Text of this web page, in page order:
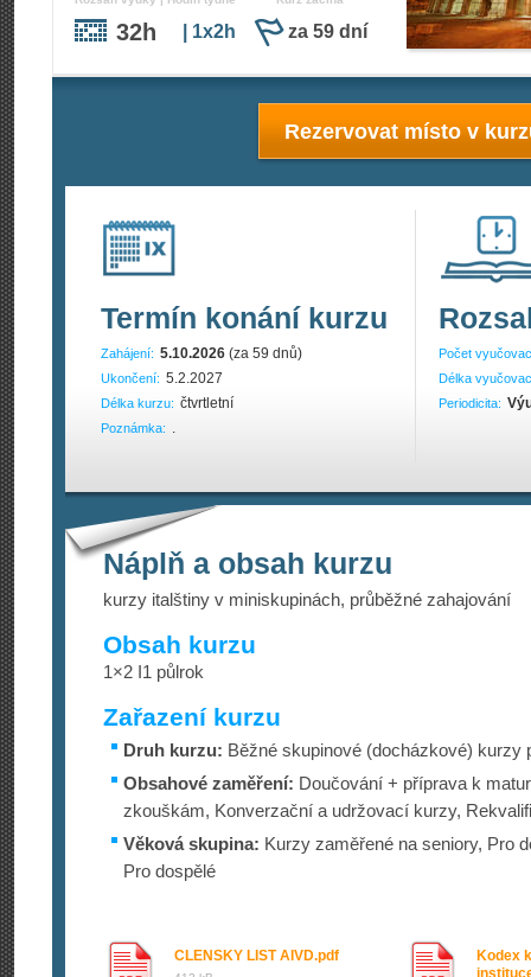
32h | 1x2h za 59 dní
Rezervovat místo v
Termín konání kurzu
Zahájení: 5.10.2026 (za 59 dnů)
Ukončení: 5.2.2027
Délka kurzu: čtvrtletní
Poznámka: .
Počet
Délka
Periodicita:
Náplň a obsah kurzu
kurzy italštiny v miniskupinách, průběžné zahajování
Obsah kurzu
1×2 I1 půlrok
Zařazení kurzu
Druh kurzu: Běžné skupinové (docházkové) kurzy
Obsahové zaměření: Doučování + příprava k
zkouškám, Konverzační a udržovací kurzy,
Věková skupina: Kurzy zaměřené na seniory, Pro
Pro dospělé
CLENSKY LIST AIVD.pdf
Kodex